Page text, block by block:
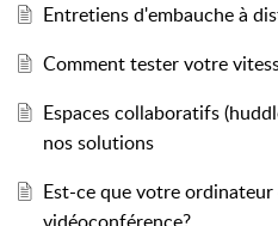
Entretiens d'embauche à
Comment tester votre
Espaces collaboratifs
nos solutions
Est-ce que votre